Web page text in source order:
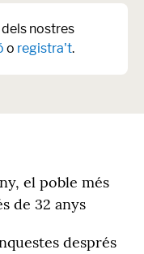
nostres
o registra't.
el poble més
de 32 anys
després